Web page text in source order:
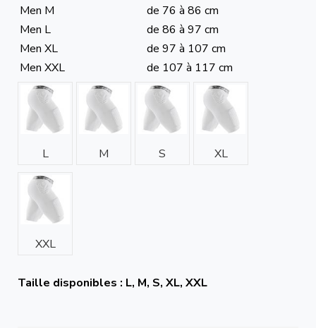
Men M
de 76 à 86 cm
Men L
de 86 à 97 cm
Men XL
de 97 à 107 cm
Men XXL
de 107 à 117 cm
L M S XL
XXL
Taille disponibles : L, M, S, XL, XXL